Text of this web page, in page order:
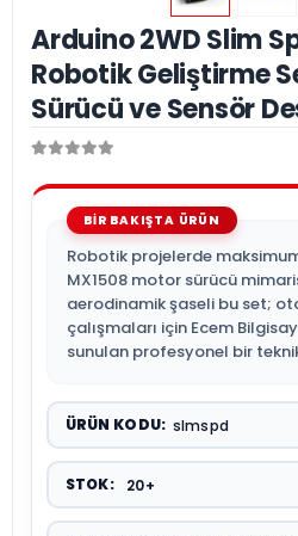
Arduino 2WD Slim
Robotik Geliştirme
Sürücü ve Sensör
Robotik projelerde
MX1508 motor sürücü
aerodinamik şaseli bu set;
çalışmaları için Ecem
sunulan profesyonel bir
ÜRÜN KODU: slmspd
STOK: 20+